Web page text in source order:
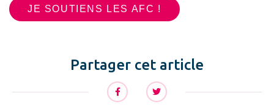
JE SOUTIENS LES AFC !
Partager cet article